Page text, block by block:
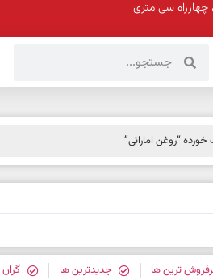
چهارراه سی متری
“روغن اماراتی”
ترین ها جدیدترین ها